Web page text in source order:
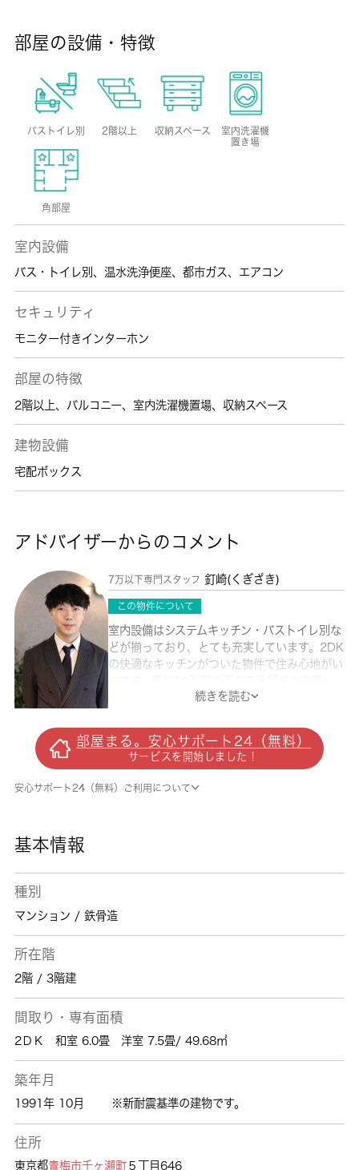
部屋の設備・特徴
バストイレ別 2階以上 収納スペース
室内洗濯機
置き場
角部屋
室内設備
バス・トイレ別 、 温水洗浄便座、 都市ガス、 エアコン
セキュリティ
モニター付きインターホン
部屋の特徴
2階以上、 バルコニー、 室内洗濯機置場、 収納スペース
建物設備
宅配ボックス
アドバイザーからのコメント
7万以下専門スタッフ 釘崎(くぎざき)
この物件について
室内設備はシステムキッチン・バストイレ別な
どが揃っており、とても充実しています。2DK
の快適なキッチンがついた物件で住み心地がい
ぜひお問い合わせください。こちらの物件はマ
期的な物件となっております。青梅市エリアや
青梅線青梅付近までのお引っ越しをご検討され
ているなら、お問い合わせやご連絡をお待ちし
ております。知識が豊富なスタッフがご対応さ
続きを読む
部屋まる。安心サポート24（無料）
サービスを開始しました！
安心サポート24（無料）ご利用について
基本情報
種別
マンション / 鉄骨造
所在階
2階 / 3階建
間取り・専有面積
2ＤＫ 和室 6.0畳 洋室 7.5畳/ 49.68㎡
築年月
1991年 10月 ※新耐震基準の建物です。
住所
東京都青梅市千ヶ瀬町５丁目646